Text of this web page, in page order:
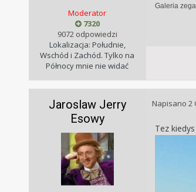
Moderator
7320
9072 odpowiedzi
Lokalizacja: Południe,
Wschód i Zachód. Tylko na
Północy mnie nie widać
Galeria
Jaroslaw Jerry
Esowy
Napisano 2
Tez